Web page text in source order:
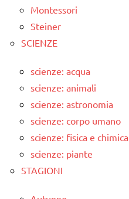
Montessori
Steiner
SCIENZE
scienze: acqua
scienze: animali
scienze: astronomia
scienze: corpo umano
scienze: fisica e chimica
scienze: piante
STAGIONI